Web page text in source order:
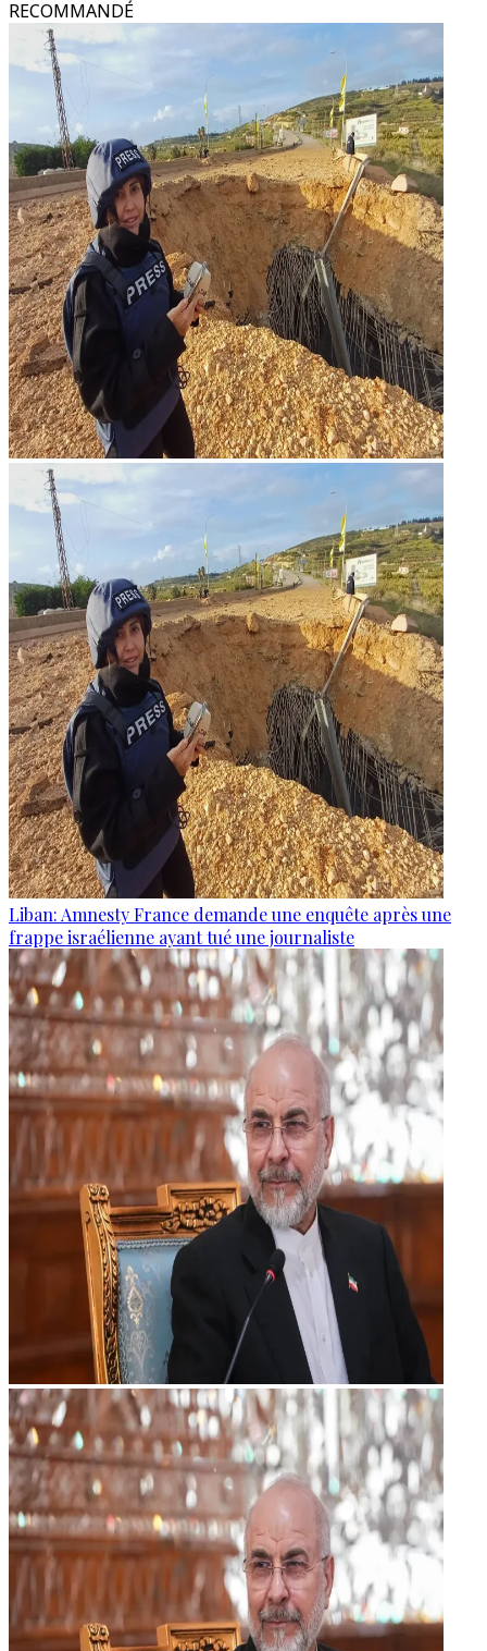
RECOMMANDÉ
Liban: Amnesty France demande une enquête après une
frappe israélienne ayant tué une journaliste